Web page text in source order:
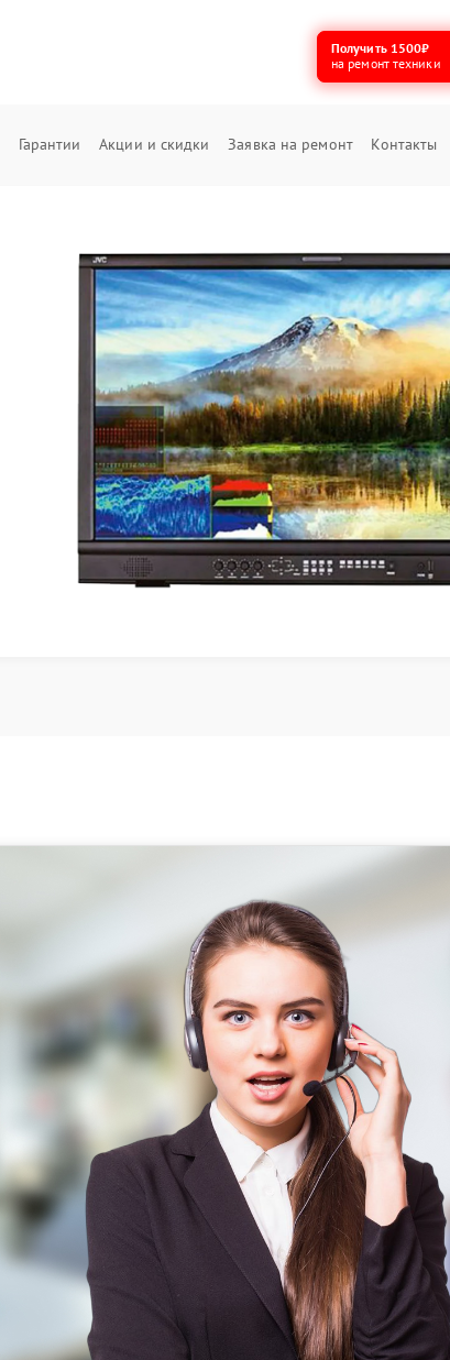
Получить 1500₽
на ремонт техники
Гарантии Акции и скидки Заявка на ремонт Контакты